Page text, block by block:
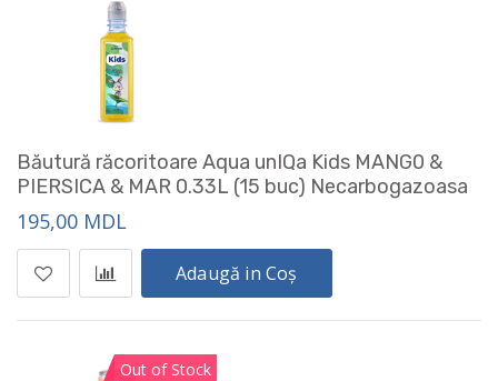
Băutură răcoritoare Aqua unIQa Kids MANG0 &
PIERSICA & MAR 0.33L (15 buc) Necarbogazoasa
195,00 MDL
Adaugă in Coș
Out of Stock